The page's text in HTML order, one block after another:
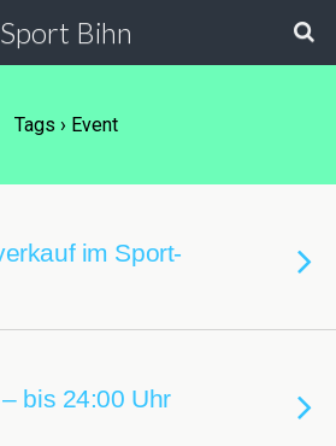
Sport Bihn
Tags › Event
im Sport-
bis 24:00 Uhr